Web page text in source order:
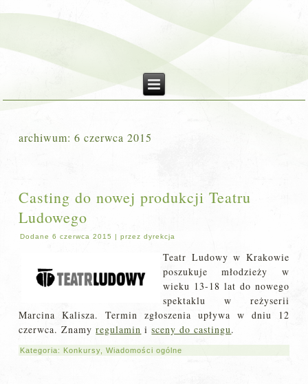
archiwum:6 czerwca 2015
Casting do nowej produkcji Teatru
Ludowego
Dodane 6 czerwca 2015 |przez dyrekcja
Teatr Ludowy w Krakowie
poszukuje młodzieży w
wieku 13-18 lat do nowego
spektaklu w reżyserii
Marcina Kalisza. Termin zgłoszenia upływa w dniu 12
czerwca. Znamyregulamin isceny do castingu.
Kategoria: Konkursy ,Wiadomości ogólne